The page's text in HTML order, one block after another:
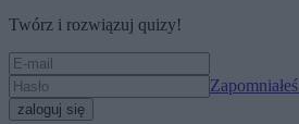
Twórz i rozwiązuj quizy!
zaloguj się